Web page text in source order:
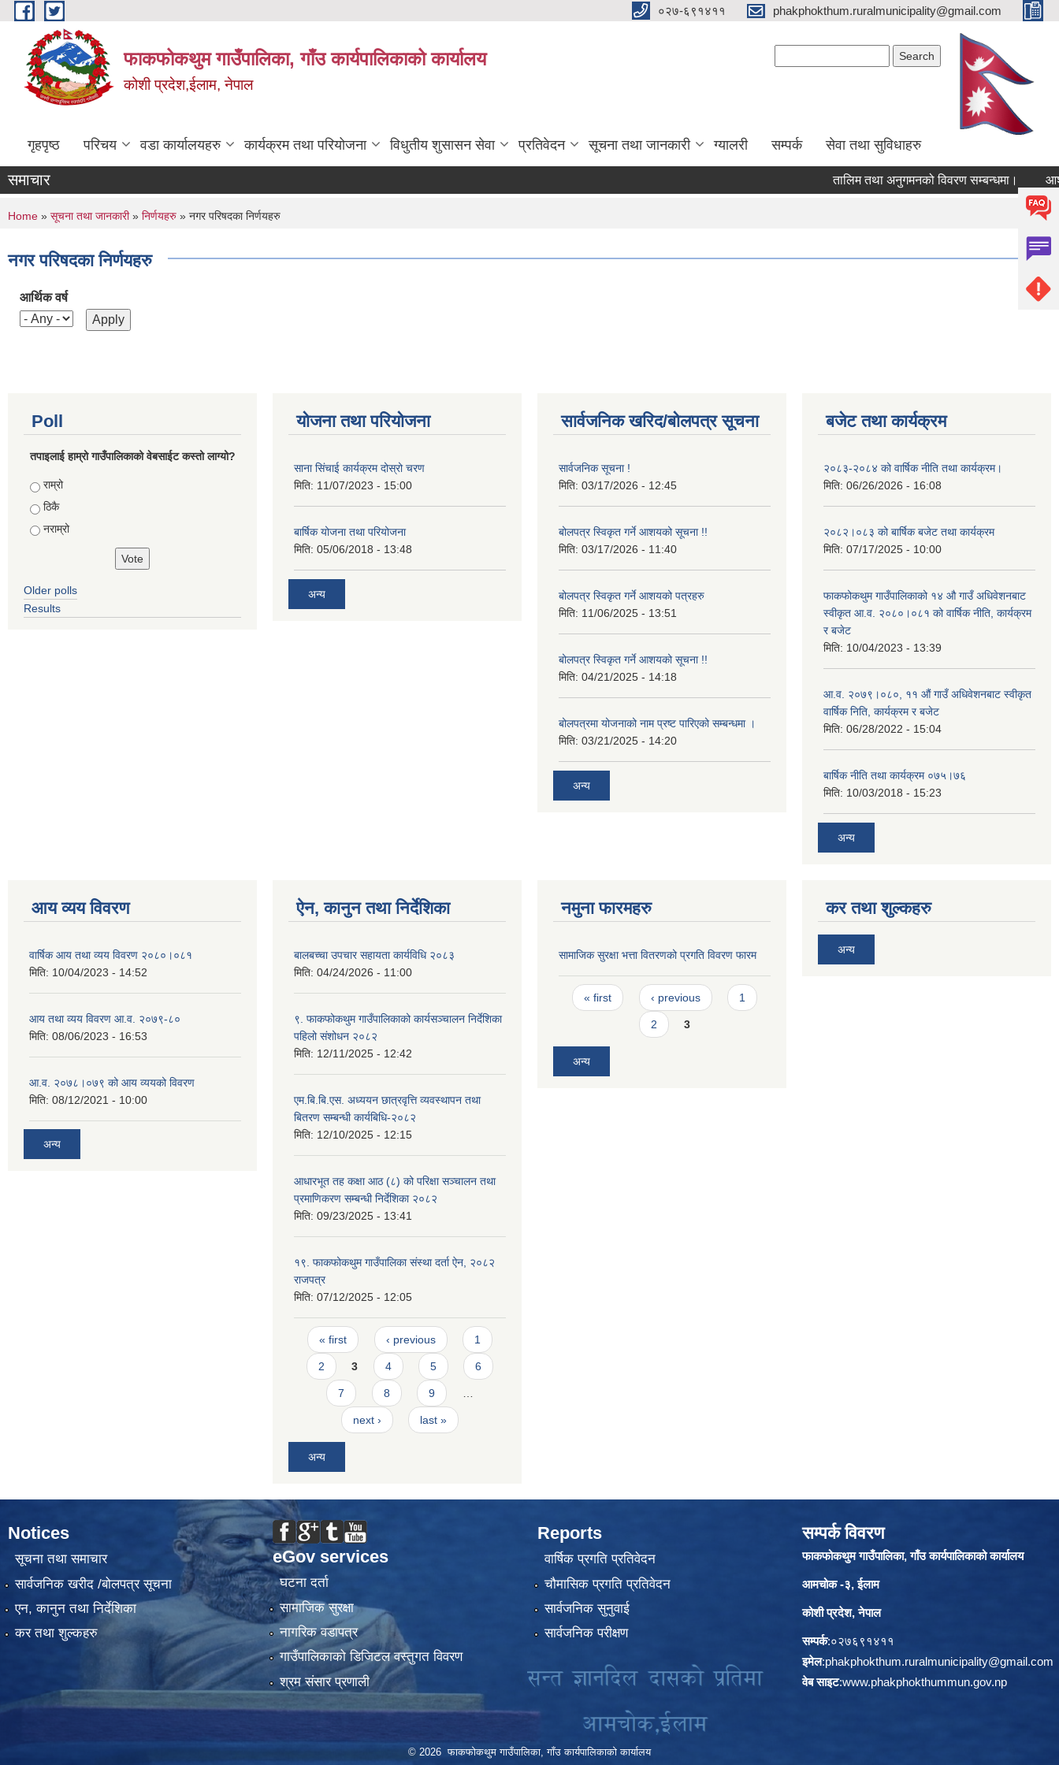
Skip to main content ०२७-६९१४११ phakphokthum.ruralmunicipality@gmail.com
फाकफोकथुम गाउँपालिका, गाँउ कार्यपालिकाको कार्यालय
कोशी प्रदेश,ईलाम, नेपाल
गृहपृष्ठ परिचय वडा कार्यालयहरु कार्यक्रम तथा परियोजना विधुतीय शुसासन सेवा प्रतिवेदन सूचना तथा जानकारी ग्यालरी सम्पर्क सेवा तथा सुविधाहरु
समाचार तालिम तथा अनुगमनको विवरण सम्बन्धमा।
You are here
Home » सूचना तथा जानकारी» निर्णयहरु » नगर परिषदका निर्णयहरु
नगर परिषदका निर्णयहरु
आर्थिक वर्ष
Poll
तपाइलाई हाम्रो गाउँपालिकाको वेबसाईट कस्तो लाग्यो?
Choices
राम्रो
ठिकै
नराम्रो
Older polls
Results
योजना तथा परियोजना
साना सिंचाई कार्यक्रम दोस्रो चरण
मिति: 11/07/2023 - 15:00
बार्षिक योजना तथा परियोजना
मिति: 05/06/2018 - 13:48
अन्य
सार्वजनिक खरिद/बोलपत्र सूचना
सार्वजनिक सूचना !
मिति: 03/17/2026 - 12:45
बोलपत्र स्विकृत गर्ने आशयको सूचना !!
मिति: 03/17/2026 - 11:40
बोलपत्र स्विकृत गर्ने आशयको पत्रहरु
मिति: 11/06/2025 - 13:51
बोलपत्र स्विकृत गर्ने आशयको सूचना !!
मिति: 04/21/2025 - 14:18
बोलपत्रमा योजनाको नाम प्रष्ट पारिएको सम्बन्धमा ।
मिति: 03/21/2025 - 14:20
अन्य
बजेट तथा कार्यक्रम
२०८३-२०८४ को वार्षिक नीति तथा कार्यक्रम।
मिति: 06/26/2026 - 16:08
२०८२।०८३ को बार्षिक बजेट तथा कार्यक्रम
मिति: 07/17/2025 - 10:00
फाकफोकथुम गाउँपालिकाको १४ औ गाउँ अधिवेशनबाट
स्वीकृत आ.व. २०८०।०८१ को वार्षिक नीति, कार्यक्रम
र बजेट
मिति: 10/04/2023 - 13:39
आ.व. २०७९।०८०, ११ औं गाउँ अधिवेशनबाट स्वीकृत
वार्षिक निति, कार्यक्रम र बजेट
मिति: 06/28/2022 - 15:04
बार्षिक नीति तथा कार्यक्रम ०७५।७६
मिति: 10/03/2018 - 15:23
अन्य
आय व्यय विवरण
वार्षिक आय तथा व्यय विवरण २०८०।०८१
मिति: 10/04/2023 - 14:52
आय तथा व्यय विवरण आ.व. २०७९-८०
मिति: 08/06/2023 - 16:53
आ.व. २०७८।०७९ को आय व्ययको विवरण
मिति: 08/12/2021 - 10:00
अन्य
ऐन, कानुन तथा निर्देशिका
बालबच्चा उपचार सहायता कार्यविधि २०८३
मिति: 04/24/2026 - 11:00
९. फाकफोकथुम गाउँपालिकाको कार्यसञ्चालन निर्देशिका
पहिलो संशोधन २०८२
मिति: 12/11/2025 - 12:42
एम.बि.बि.एस. अध्ययन छात्रवृत्ति व्यवस्थापन तथा
बितरण सम्बन्धी कार्यबिधि-२०८२
मिति: 12/10/2025 - 12:15
आधारभूत तह कक्षा आठ (८) को परिक्षा सञ्चालन तथा
प्रमाणिकरण सम्बन्धी निर्देशिका २०८२
मिति: 09/23/2025 - 13:41
१९. फाकफोकथुम गाउँपालिका संस्था दर्ता ऐन, २०८२
राजपत्र
मिति: 07/12/2025 - 12:05
Pages
« first ‹ previous 1
2 3 4 5 6
7 8 9 …
next › last »
अन्य
नमुना फारमहरु
सामाजिक सुरक्षा भत्ता वितरणको प्रगति विवरण फारम
Pages
« first ‹ previous 1
2 3
अन्य
कर तथा शुल्कहरु
अन्य
Notices
सूचना तथा समाचार
सार्वजनिक खरीद /बोलपत्र सूचना
एन, कानुन तथा निर्देशिका
कर तथा शुल्कहरु
eGov services
घटना दर्ता
सामाजिक सुरक्षा
नागरिक वडापत्र
गाउँपालिकाको डिजिटल वस्तुगत विवरण
श्रम संसार प्रणाली
Reports
वार्षिक प्रगति प्रतिवेदन
चौमासिक प्रगति प्रतिवेदन
सार्वजनिक सुनुवाई
सार्वजनिक परीक्षण
सम्पर्क विवरण
फाकफोकथुम गाउँपालिका, गाँउ कार्यपालिकाको कार्यालय
आमचोक -३, ईलाम
कोशी प्रदेश, नेपाल
सम्पर्क:०२७६९१४११
इमेल:phakphokthum.ruralmunicipality@gmail.com
वेब साइट:www.phakphokthummun.gov.np
© 2026 फाकफोकथुम गाउँपालिका, गाँउ कार्यपालिकाको कार्यालय